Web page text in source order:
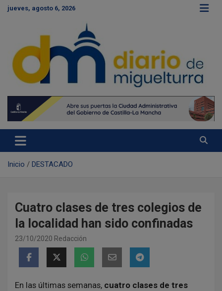
e
i
jueves, agosto 6, 2026
Diario de Miguelturra
Inicio DESTACADO
Cuatro clases de tres colegios de
la localidad han sido confinadas
23/10/2020 Redacción
En las últimas semanas, cuatro clases de tres